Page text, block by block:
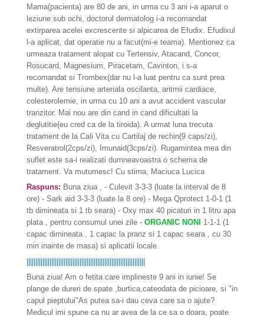
Mama(pacienta) are 80 de ani, in urma cu 3 ani i-a aparut o
leziune sub ochi, doctorul dermatolog i-a recomandat
extirparea acelei excrescente si alpicarea de Efudix. Efudixul
l-a aplicat, dat operatie nu a facut(mi-e teama). Mentionez ca
urmeaza tratament alopat cu Tertensiv, Atacand, Concor,
Rosucard, Magnesium, Piracetam, Cavinton, i s-a
recomandat si Trombex(dar nu l-a luat pentru ca sunt prea
multe). Are tensiune arteriala oscilanta, aritmii cardiace,
colesterolemie, in urma cu 10 ani a avut accident vascular
tranzitor. Mai nou are din cand in cand dificultati la
deglutitie(eu cred ca de la tiroida). A urmat luna trecuta
tratament de la Cali Vita cu Cartilaj de rechin(9 caps/zi),
Resveratrol(2cps/zi), Imunaid(3cps/zi). Rugamintea mea din
suflet este sa-i realizati dumneavoastra o schema de
tratament. Va mutumesc! Cu stima, Maciuca Lucica
Raspuns: Buna ziua , - Culevit 3-3-3 (luate la interval de 8
ore) - Sark aid 3-3-3 (luate la 8 ore) - Mega Qprotect 1-0-1 (1
tb dimineata si 1 tb seara) - Oxy max 40 picaturi in 1 litru apa
plata , pentru consumul unei zile - ORGANIC NONI
1-1-1 (1
capac dimineata , 1 capac la pranz si 1 capac seara , cu 30
min inainte de masa) si aplicatii locale.
|||||||||||||||||||||||||||||||||||||||||||||||||||||||||||||||||||
Buna ziua! Am o fetita care implineste 9 ani in iunie! Se
plange de dureri de spate ,burtica,cateodata de picioare, si "in
capul pieptului"As putea sa-i dau ceva care sa o ajute?
Medicul imi spune ca nu ar avea de la ce sa o doara, poate